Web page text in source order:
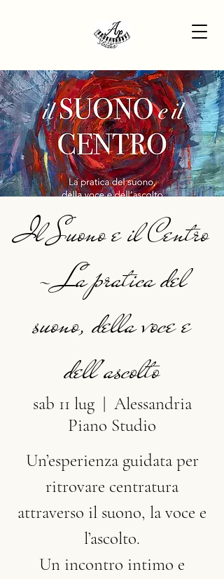
Il Suono e il Centro
- La pratica del
suono, della voce e
dell'ascolto
sab 11 lug
  |
Alessandria
Piano Studio
Un’esperienza guidata per
ritrovare centratura
attraverso il suono, la voce e
l’ascolto.
Un incontro intimo e